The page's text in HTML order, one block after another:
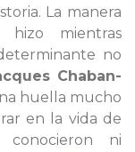
La manera
mientras
no
Chaban-
huella mucho
en la vida de
ni